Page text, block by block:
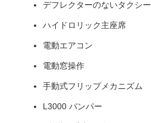
デフレクターのないタクシー
ハイドロリック主座席
電動エアコン
電動窓操作
手動式フリップメカニズム
L3000 バンパー